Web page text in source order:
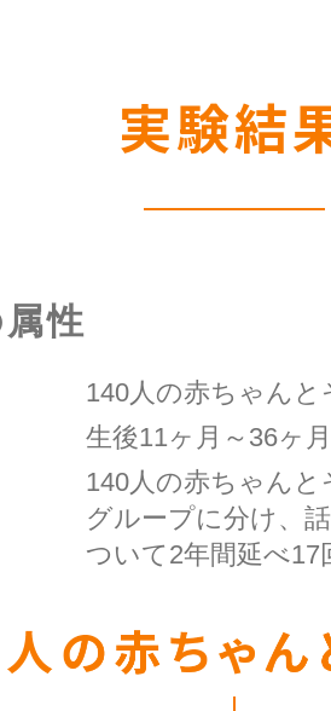
実験結
性
140人の赤ちゃんと
生後11ヶ月～36ヶ
140人の赤ちゃん
グループに分け、
ついて2年間延べ